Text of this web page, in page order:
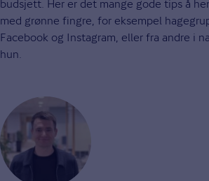
budsjett. Her er det mange gode tips å
med grønne fingre, for eksempel
Facebook og Instagram, eller fra andre i
hun.